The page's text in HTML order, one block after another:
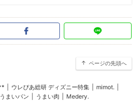
ページの先頭へ
* ウレぴあ総研 ディズニー特集 mimot.
うまいパン うまい肉 Medery.